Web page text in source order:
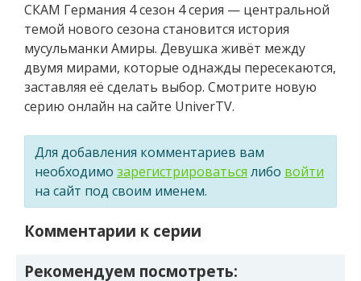
СКАМ Германия 4 сезон 4 серия — центральной
темой нового сезона становится история
мусульманки Амиры. Девушка живёт между
двумя мирами, которые однажды пересекаются,
заставляя её сделать выбор. Смотрите новую
серию онлайн на сайте UniverTV.
Для добавления комментариев вам
необходимо зарегистрироваться либо войти
на сайт под своим именем.
Комментарии к серии
Рекомендуем посмотреть: